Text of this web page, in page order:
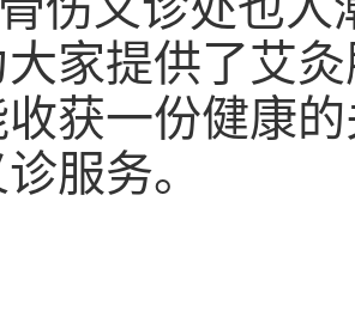
家提供了艾
获一份健康
服务。